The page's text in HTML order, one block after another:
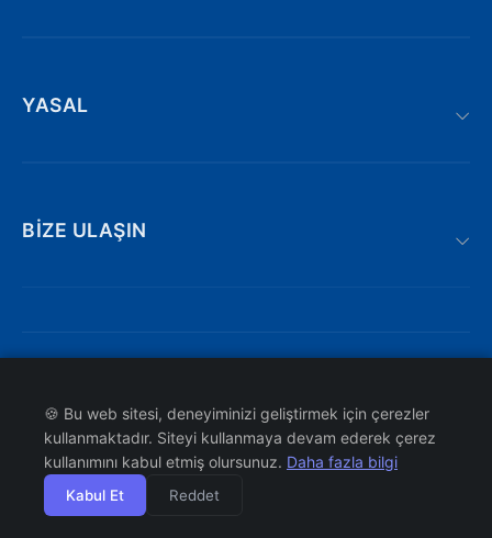
YASAL
BIZE ULAŞIN
iletisim@atakyazilim.com.tr
Bizi Arayın
WhatsApp Destek Hattı
Vergi No: 6610474772
Çerez Politikası
Site Haritası
🍪 Bu web sitesi, deneyiminizi geliştirmek için çerezler
kullanmaktadır. Siteyi kullanmaya devam ederek çerez
kullanımını kabul etmiş olursunuz. Daha fazla bilgi
Kabul Et Reddet